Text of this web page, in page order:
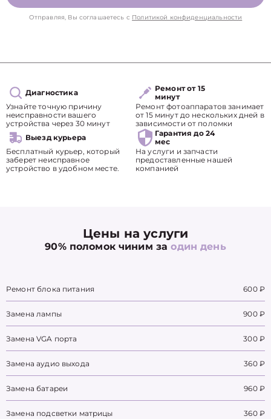
Отправляя, Вы соглашаетесь с Политикой конфиденциальности
Диагностика
Узнайте точную причину
неисправности вашего
устройства через 30 минут
Ремонт от 15
минут
Ремонт фотоаппаратов занимает
от 15 минут до нескольких дней в
зависимости от поломки
Выезд курьера
Бесплатный курьер, который
заберет неисправное
устройство в удобном месте.
Гарантия до 24
мес
На услуги и запчасти
предоставленные нашей
компанией
Цены на услуги
90% поломок чиним заодин день
Ремонт блока питания 600 ₽
Замена лампы 900 ₽
Замена VGA порта 300 ₽
Замена аудио выхода 360 ₽
Замена батареи 960 ₽
Замена подсветки матрицы 360 ₽